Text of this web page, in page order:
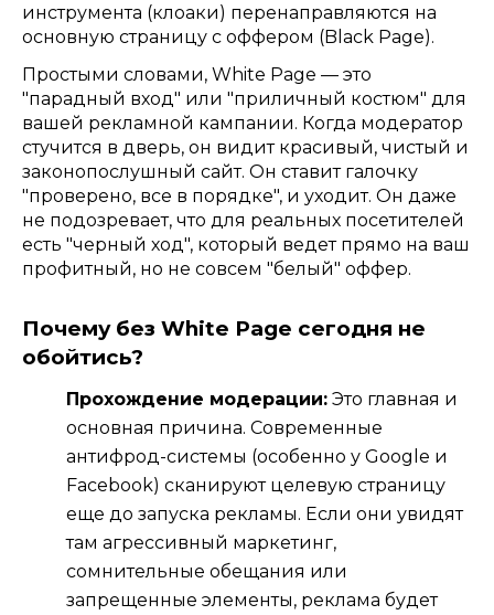
инструмента (клоаки) перенаправляются на
основную страницу с оффером (Black Page).
Простыми словами, White Page — это
"парадный вход" или "приличный костюм" для
вашей рекламной кампании. Когда модератор
стучится в дверь, он видит красивый, чистый и
законопослушный сайт. Он ставит галочку
"проверено, все в порядке", и уходит. Он даже
не подозревает, что для реальных посетителей
есть "черный ход", который ведет прямо на ваш
профитный, но не совсем "белый" оффер.
Почему без White Page сегодня не
обойтись?
Прохождение модерации: Это главная и
основная причина. Современные
антифрод-системы (особенно у Google и
Facebook) сканируют целевую страницу
еще до запуска рекламы. Если они увидят
там агрессивный маркетинг,
сомнительные обещания или
запрещенные элементы, реклама будет